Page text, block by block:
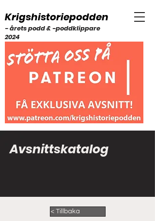
Krigshistoriepodden
- årets podd & -poddklippare
2024
Avsnittskatalog
< Tillbaka